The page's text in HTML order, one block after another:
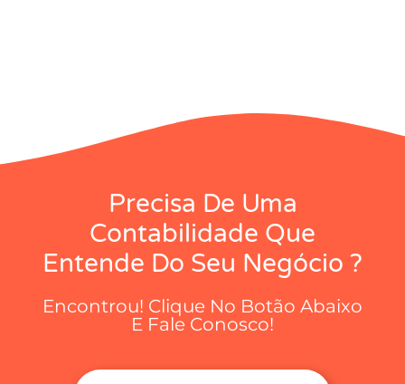
Precisa De Uma
Contabilidade Que
Entende Do Seu Negócio ?
Encontrou! Clique No Botão Abaixo
E Fale Conosco!